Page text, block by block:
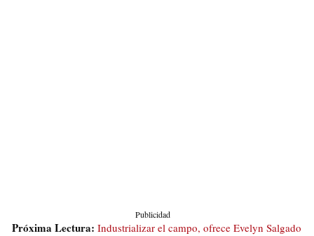
Publicidad
Próxima Lectura: Industrializar el campo, ofrece Evelyn Salgado